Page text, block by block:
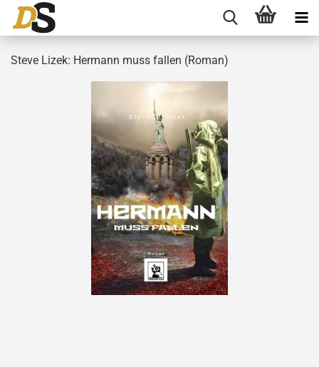
Steve Lizek: Hermann muss fallen (Roman)